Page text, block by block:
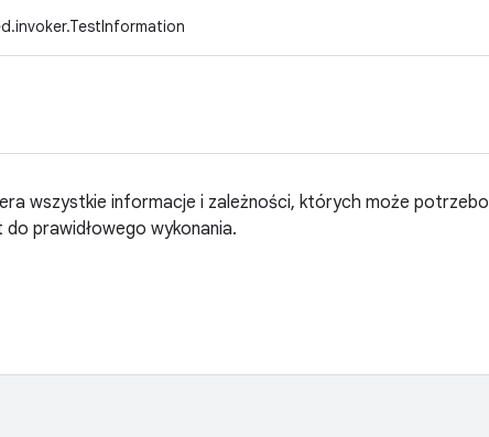
wszystkie informacje i zależności, których może
prawidłowego wykonania.